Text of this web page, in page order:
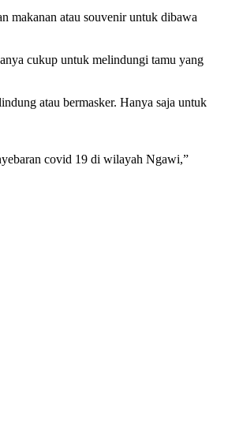
makanan atau souvenir untuk dibawa
cukup untuk melindungi tamu yang
atau bermasker. Hanya saja untuk
covid 19 di wilayah Ngawi,”